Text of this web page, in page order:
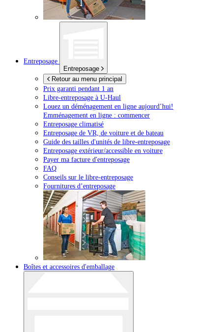
Entreposage
Entreposage
Retour au menu principal
Prix garanti pendant 1 an
Libre-entreposage à U-Haul
Louez un déménagement en ligne aujourd’hui!
Emménagement en ligne : commencer
Entreposage climatisé
Entreposage de VR, de voiture et de bateau
Guide des tailles d'unités de libre-entreposage
Entreposage extérieur/accessible en voiture
Payer ma facture d'entreposage
FAQ
Conseils sur le libre-entreposage
Fournitures d’entreposage
Boîtes et accessoires d'emballage